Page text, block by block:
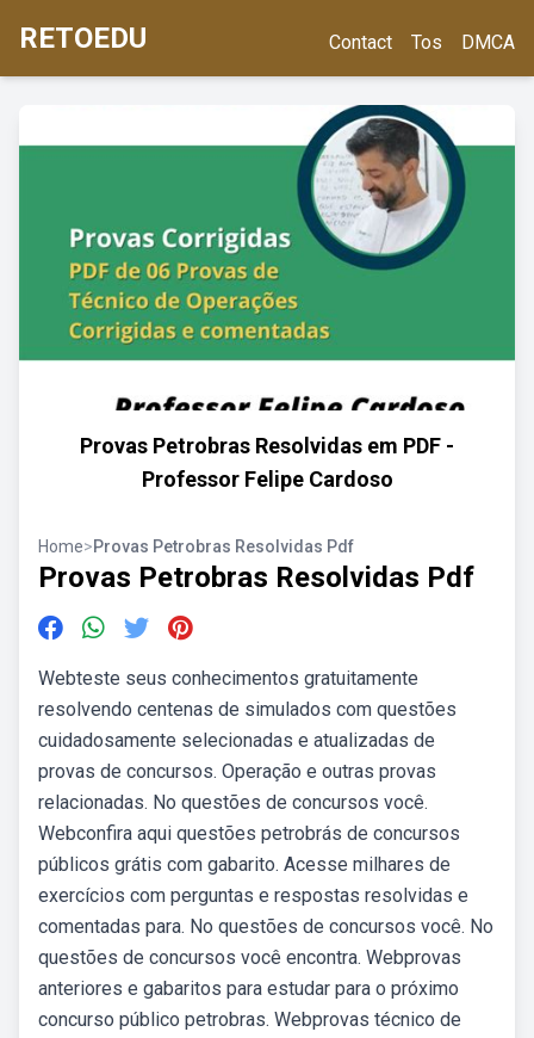
RETOEDU Contact Tos DMCA
Provas Petrobras Resolvidas em PDF -
Professor Felipe Cardoso
Home>Provas Petrobras Resolvidas Pdf
Provas Petrobras Resolvidas Pdf
Webteste seus conhecimentos gratuitamente
resolvendo centenas de simulados com questões
cuidadosamente selecionadas e atualizadas de
provas de concursos. Operação e outras provas
relacionadas. No questões de concursos você.
Webconfira aqui questões petrobrás de concursos
públicos grátis com gabarito. Acesse milhares de
exercícios com perguntas e respostas resolvidas e
comentadas para. No questões de concursos você. No
questões de concursos você encontra. Webprovas
anteriores e gabaritos para estudar para o próximo
concurso público petrobras. Webprovas técnico de